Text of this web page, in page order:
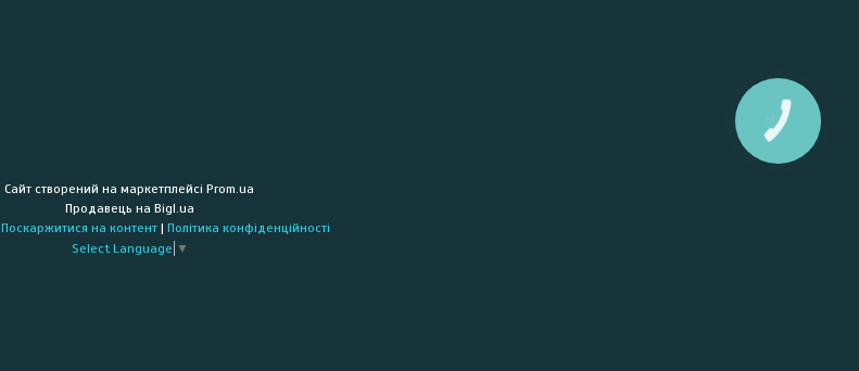
Сайт створений на маркетплейсі Prom.ua
Продавець на Bigl.ua
Поскаржитися на контент | Політика конфіденційності
Select Language ▼
КНОПКА
ЗВ'ЯЗКУ